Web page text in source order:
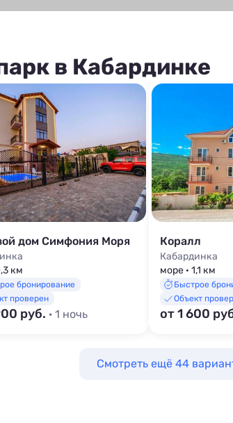
в Кабардинке
дом Симфония Моря
км
бронирование
проверен
руб. · 1 ночь
Коралл
Кабардинка
море · 1,1 км
Быстрое
Объект
от 1 600
Смотреть ещё 44